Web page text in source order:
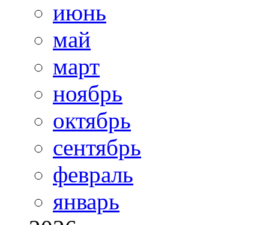
июнь
май
март
ноябрь
октябрь
сентябрь
февраль
январь